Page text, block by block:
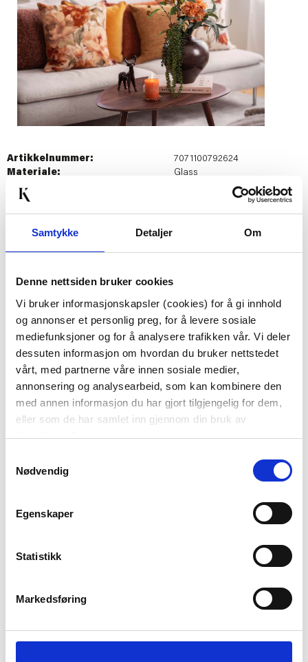
Samtykke Detaljer Om
Denne nettsiden bruker cookies
Vi bruker informasjonskapsler (cookies) for å gi innhold
og annonser et personlig preg, for å levere sosiale
mediefunksjoner og for å analysere trafikken vår. Vi deler
dessuten informasjon om hvordan du bruker nettstedet
vårt, med partnerne våre innen sosiale medier,
annonsering og analysearbeid, som kan kombinere den
med annen informasjon du har gjort tilgjengelig for dem,
eller som de har samlet inn gjennom din bruk av
tjenestene deres.
Nødvendig
Egenskaper
Statistikk
Markedsføring
Artikkelnummer:
7071100792624
Materiale:
Glass
Bredde:
Høyde:
Dybde:
14 cm
Diameter:
Passer med
50%
LYSESTAKE BUBBLE
74,50
BORDLAMPE GINA 34